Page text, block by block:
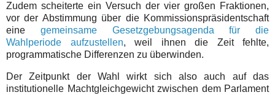
Zudem scheiterte ein Versuch der vier großen Fraktionen,
vor der Abstimmung über die Kommissionspräsidentschaft
eine gemeinsame Gesetzgebungsagenda für die
Wahlperiode aufzustellen, weil ihnen die Zeit fehlte,
programmatische Differenzen zu überwinden.
Der Zeitpunkt der Wahl wirkt sich also auch auf das
institutionelle Machtgleichgewicht zwischen dem Parlament